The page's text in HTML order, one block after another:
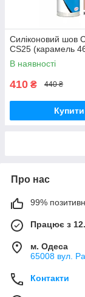
Силіконовий шов
CS25 (карамель
В наявності
410 ₴ 440 ₴
Купити
Про нас
99%
Працює з
м. Одеса
65008 вул.
Контакти